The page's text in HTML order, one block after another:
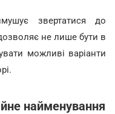
звертатися до
не лише бути в
можливі варіанти
найменування